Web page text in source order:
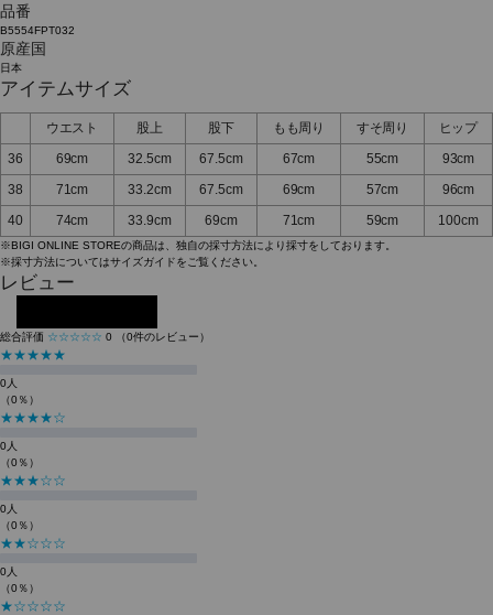
品番
B5554FPT032
原産国
日本
アイテムサイズ
ウエスト 股上 股下 もも周り すそ周り
ヒップ
36
69cm 32.5cm 67.5cm 67cm 55cm
93cm
38
71cm 33.2cm 67.5cm 69cm 57cm
96cm
40
74cm 33.9cm 69cm 71cm 59cm 100cm
※BIGI ONLINE STOREの商品は、独自の採寸方法により採寸をしております。
※採寸方法についてはサイズガイドをご覧ください。
レビュー
総合評価 ☆☆☆☆☆ 0 （0件のレビュー）
★★★★★
0人
（0％）
★★★★☆
0人
（0％）
★★★☆☆
0人
（0％）
★★☆☆☆
0人
（0％）
★☆☆☆☆